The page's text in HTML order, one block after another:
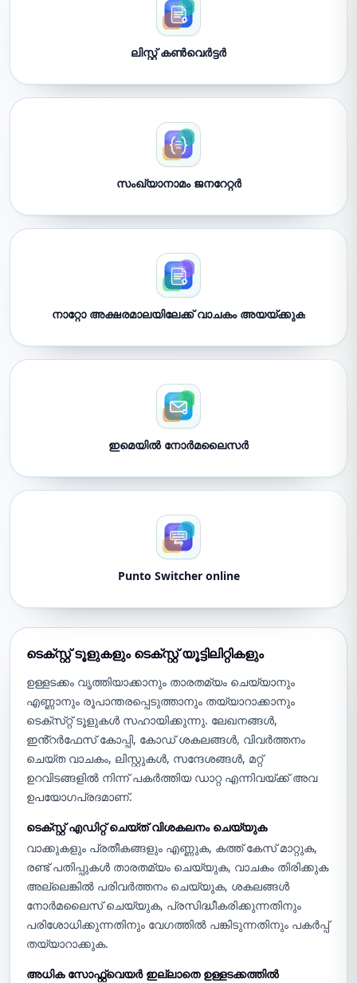
ലിസ്റ്റ് കൺവെർട്ടർ
സംഖ്യാനാമം ജനറേറ്റർ
നാറ്റോ അക്ഷരമാലയിലേക്ക് വാചകം അയയ്ക്കുക
ഇമെയിൽ നോർമലൈസർ
Punto Switcher online
ടെക്സ്റ്റ് ടൂളുകളും ടെക്സ്റ്റ് യൂട്ടിലിറ്റികളും
ഉള്ളടക്കം വൃത്തിയാക്കാനും താരതമ്യം ചെയ്യാനും
എണ്ണാനും രൂപാന്തരപ്പെടുത്താനും തയ്യാറാക്കാനും
ടെക്‌സ്‌റ്റ് ടൂളുകൾ സഹായിക്കുന്നു. ലേഖനങ്ങൾ,
ഇൻ്റർഫേസ് കോപ്പി, കോഡ് ശകലങ്ങൾ, വിവർത്തനം
ചെയ്ത വാചകം, ലിസ്റ്റുകൾ, സന്ദേശങ്ങൾ, മറ്റ്
ഉറവിടങ്ങളിൽ നിന്ന് പകർത്തിയ ഡാറ്റ എന്നിവയ്ക്ക് അവ
ഉപയോഗപ്രദമാണ്.
ടെക്സ്റ്റ് എഡിറ്റ് ചെയ്ത് വിശകലനം ചെയ്യുക
വാക്കുകളും പ്രതീകങ്ങളും എണ്ണുക, കത്ത് കേസ് മാറ്റുക,
രണ്ട് പതിപ്പുകൾ താരതമ്യം ചെയ്യുക, വാചകം തിരിക്കുക
അല്ലെങ്കിൽ പരിവർത്തനം ചെയ്യുക, ശകലങ്ങൾ
നോർമലൈസ് ചെയ്യുക, പ്രസിദ്ധീകരിക്കുന്നതിനും
പരിശോധിക്കുന്നതിനും വേഗത്തിൽ പങ്കിടുന്നതിനും പകർപ്പ്
തയ്യാറാക്കുക.
അധിക സോഫ്റ്റ്‌വെയർ ഇല്ലാതെ ഉള്ളടക്കത്തിൽ